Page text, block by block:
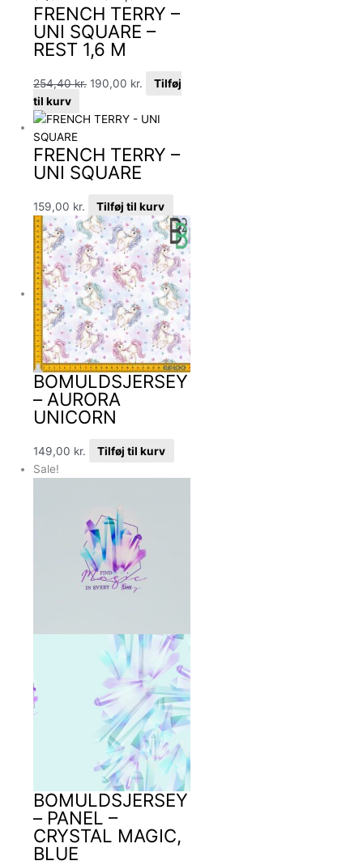
FRENCH TERRY –
UNI SQUARE –
REST 1,6 M
254,40kr. 190,00 kr.
Tilføj
til kurv
FRENCH TERRY –
UNI SQUARE
159,00 kr. Tilføj til kurv
BOMULDSJERSEY
– AURORA
UNICORN
149,00 kr.
Tilføj til kurv
Sale!
BOMULDSJERSEY
– PANEL –
CRYSTAL MAGIC,
BLUE